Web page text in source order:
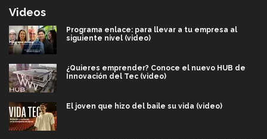
Videos
Programa enlace: para llevar a tu empresa al
siguiente nivel (video)
¿Quieres emprender? Conoce el nuevo HUB de
Innovación del Tec (video)
El joven que hizo del baile su vida (video)